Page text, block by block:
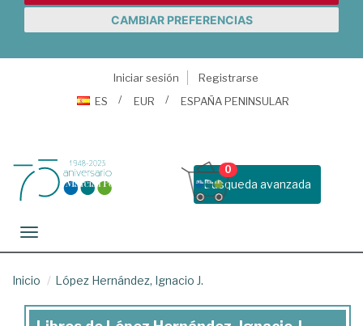
CAMBIAR PREFERENCIAS
Iniciar sesión
Registrarse
ES
EUR ESPAÑA PENINSULAR
Busqueda avanzada
0
Toggle navigation
Inicio López Hernández, Ignacio J.